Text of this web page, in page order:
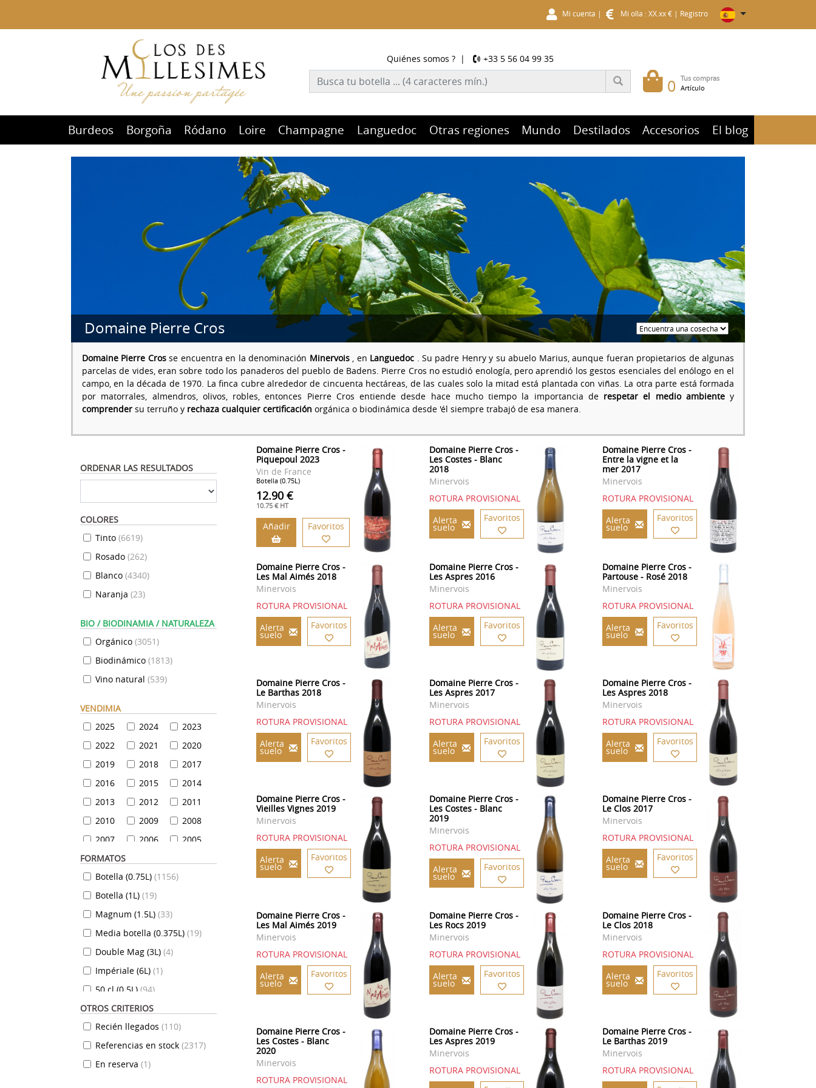
Mi cuenta | Mi olla : XX.xx € | Registro
0 Tus compras
Artículo
Quiénes somos ?| +33 5 56 04 99 35
Burdeos Borgoña Ródano Loire Champagne Languedoc Otras regiones Mundo Destilados Accesorios El blog
Domaine Pierre Cros
Domaine Pierre Crosse encuentra en la denominación Minervois, en Languedoc . Su padre Henry y su abuelo Marius, aunque fueran propietarios de algunas
parcelas de vides, eran sobre todo los panaderos del pueblo de Badens. Pierre Cros no estudió enología, pero aprendió los gestos esenciales del enólogo en el
campo, en la década de 1970. La finca cubre alrededor de cincuenta hectáreas, de las cuales solo la mitad está plantada con viñas. La otra parte está formada
por matorrales, almendros, olivos, robles, entonces Pierre Cros entiende desde hace mucho tiempo la importancia de respetar el medio ambientey
comprender su terruño y rechaza cualquier certificación orgánica o biodinámica desde 'él siempre trabajó de esa manera.
ORDENAR LAS RESULTADOS
COLORES
Tinto (6619)
Rosado (262)
Blanco (4340)
Naranja (23)
BIO / BIODINAMIA / NATURALEZA
Orgánico (3051)
Biodinámico (1813)
Vino natural (539)
VENDIMIA
2025
2024
2023
2022
2021
2020
2019
2018
2017
2016
2015
2014
2013
2012
2011
2010
2009
2008
2007
2006
2005
2004
2001
2000
1999
1998
1996
1995
1993
1992
1991
1990
1989
1987
1986
1984
1983
1981
1980
1978
1977
1975
1974
1973
1972
1971
FORMATOS
Botella (0.75L) (1156)
Botella (1L) (19)
Magnum (1.5L) (33)
Media botella (0.375L) (19)
Double Mag (3L) (4)
Impériale (6L) (1)
50 cl (0.5L) (94)
35 cl (0.35L) (7)
70 cl (0.7L) (824)
10 cl (0.1L) ( 7)
20 cl (0.2L) (12
OTROS CRITERIOS
Recién llegados (110)
Referencias en stock (2317)
En reserva (1)
Domaine Pierre Cros -
Piquepoul 2023
Vin de France
Botella (0.75L)
12.90 €
10.75 € HT
Añadir Favoritos
Domaine Pierre Cros -
Les Costes - Blanc
2018
Minervois
ROTURA PROVISIONAL
Alerta
suelo
Favoritos
Domaine Pierre Cros -
Entre la vigne et la
mer 2017
Minervois
ROTURA PROVISIONAL
Alerta
suelo
Favoritos
Domaine Pierre Cros -
Les Mal Aimés 2018
Minervois
ROTURA PROVISIONAL
Alerta
suelo
Favoritos
Domaine Pierre Cros -
Les Aspres 2016
Minervois
ROTURA PROVISIONAL
Alerta
suelo
Favoritos
Domaine Pierre Cros -
Partouse - Rosé 2018
Minervois
ROTURA PROVISIONAL
Alerta
suelo
Favoritos
Domaine Pierre Cros -
Le Barthas 2018
Minervois
ROTURA PROVISIONAL
Alerta
suelo
Favoritos
Domaine Pierre Cros -
Les Aspres 2017
Minervois
ROTURA PROVISIONAL
Alerta
suelo
Favoritos
Domaine Pierre Cros -
Les Aspres 2018
Minervois
ROTURA PROVISIONAL
Alerta
suelo
Favoritos
Domaine Pierre Cros -
Vieilles Vignes 2019
Minervois
ROTURA PROVISIONAL
Alerta
suelo
Favoritos
Domaine Pierre Cros -
Les Costes - Blanc
2019
Minervois
ROTURA PROVISIONAL
Alerta
suelo
Favoritos
Domaine Pierre Cros -
Le Clos 2017
Minervois
ROTURA PROVISIONAL
Alerta
suelo
Favoritos
Domaine Pierre Cros -
Les Mal Aimés 2019
Minervois
ROTURA PROVISIONAL
Alerta
suelo
Favoritos
Domaine Pierre Cros -
Les Rocs 2019
Minervois
ROTURA PROVISIONAL
Alerta
suelo
Favoritos
Domaine Pierre Cros -
Le Clos 2018
Minervois
ROTURA PROVISIONAL
Alerta
suelo
Favoritos
Domaine Pierre Cros -
Les Costes - Blanc
2020
Minervois
ROTURA PROVISIONAL
Domaine Pierre Cros -
Les Aspres 2019
Minervois
ROTURA PROVISIONAL
Domaine Pierre Cros -
Le Barthas 2019
Minervois
ROTURA PROVISIONAL